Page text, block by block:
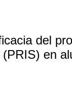
del
en